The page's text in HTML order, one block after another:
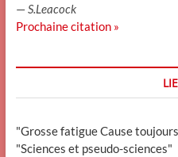
— S.Leacock
Prochaine citation »
"Grosse fatigue Cause
"Sciences et pseudo-sciences"